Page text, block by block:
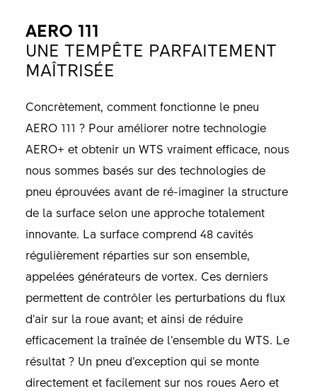
AERO 111
UNE TEMPÊTE PARFAITEMENT
MAÎTRISÉE
Concrètement, comment fonctionne le pneu
AERO 111 ? Pour améliorer notre technologie
AERO+ et obtenir un WTS vraiment efficace, nous
nous sommes basés sur des technologies de
pneu éprouvées avant de ré-imaginer la structure
de la surface selon une approche totalement
innovante. La surface comprend 48 cavités
régulièrement réparties sur son ensemble,
appelées générateurs de vortex. Ces derniers
permettent de contrôler les perturbations du flux
d’air sur la roue avant; et ainsi de réduire
efficacement la traînée de l’ensemble du WTS. Le
résultat ? Un pneu d’exception qui se monte
directement et facilement sur nos roues Aero et